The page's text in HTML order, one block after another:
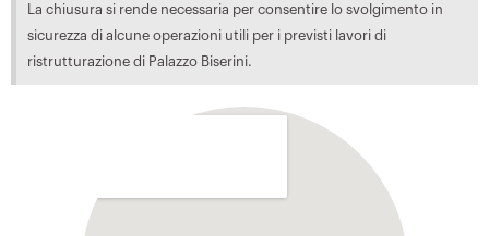
La chiusura si rende necessaria per consentire lo svolgimento in
sicurezza di alcune operazioni utili per i previsti lavori di
ristrutturazione di Palazzo Biserini.